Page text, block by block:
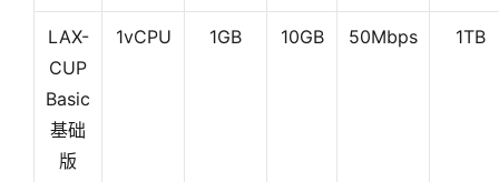
LAX-
CUP
Basic
基础
版
1vCPU 1GB 10GB 50Mbps 1TB